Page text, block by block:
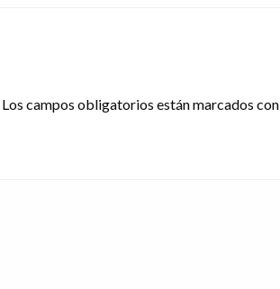
Los campos obligatorios están marcados con